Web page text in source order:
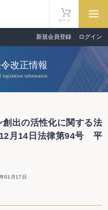
カート
新規会員登録 ログイン
改正情報
legislation information
出の活性化に関する法
月14日法律第94号 平
01月17日